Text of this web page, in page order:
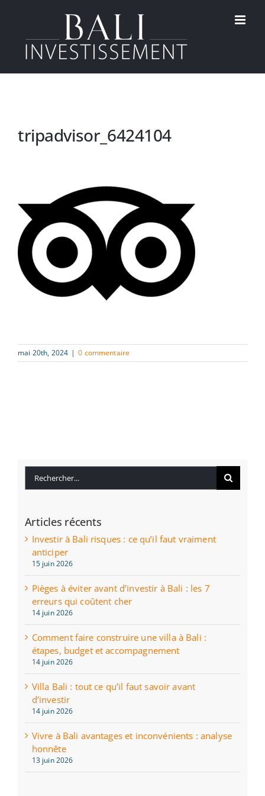
tripadvisor_6424104
mai 20th, 2024 | 0 commentaire
Rechercher:
Articles récents
Investir à Bali risques : ce qu’il faut vraiment
anticiper
15 juin 2026
Pièges à éviter avant d’investir à Bali : les 7
erreurs qui coûtent cher
14 juin 2026
Comment faire construire une villa à Bali :
étapes, budget et accompagnement
14 juin 2026
Villa Bali : tout ce qu’il faut savoir avant
d’investir
14 juin 2026
Vivre à Bali avantages et inconvénients : analyse
honnête
13 juin 2026